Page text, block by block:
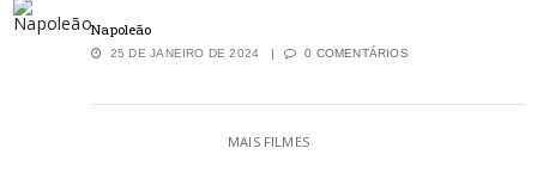
Napoleão
25 DE JANEIRO DE 2024 0 COMENTÁRIOS
MAIS FILMES